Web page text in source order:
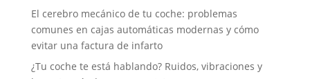
El cerebro mecánico de tu coche: problemas
comunes en cajas automáticas modernas y cómo
evitar una factura de infarto
¿Tu coche te está hablando? Ruidos, vibraciones y